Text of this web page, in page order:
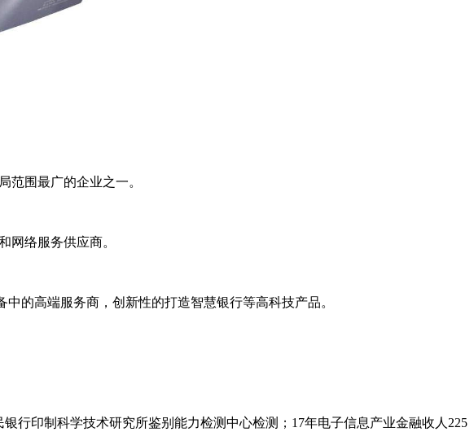
围最广的企业之一。
络服务供应商。
的高端服务商，创新性的打造智慧银行等高科技产品。
印制科学技术研究所鉴别能力检测中心检测；17年电子信息产业金融收人225